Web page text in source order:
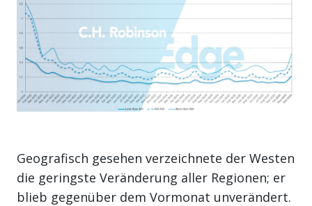
Geografisch gesehen verzeichnete der Westen
die geringste Veränderung aller Regionen; er
blieb gegenüber dem Vormonat unverändert.